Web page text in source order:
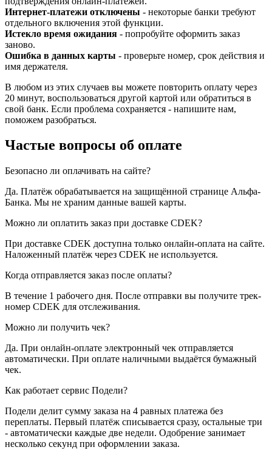
Интернет-платежи отключены - некоторые банки требуют
отдельного включения этой функции.
Истекло время ожидания - попробуйте оформить заказ
заново.
Ошибка в данных карты - проверьте номер, срок действия и
имя держателя.
В любом из этих случаев вы можете повторить оплату через
20 минут, воспользоваться другой картой или обратиться в
свой банк. Если проблема сохраняется - напишите нам,
поможем разобраться.
Частые вопросы об оплате
Безопасно ли оплачивать на сайте?
Да. Платёж обрабатывается на защищённой странице Альфа-
Банка. Мы не храним данные вашей карты.
Можно ли оплатить заказ при доставке CDEK?
При доставке CDEK доступна только онлайн-оплата на сайте.
Наложенный платёж через CDEK не используется.
Когда отправляется заказ после оплаты?
В течение 1 рабочего дня. После отправки вы получите трек-
номер CDEK для отслеживания.
Можно ли получить чек?
Да. При онлайн-оплате электронный чек отправляется
автоматически. При оплате наличными выдаётся бумажный
чек.
Как работает сервис Подели?
Подели делит сумму заказа на 4 равных платежа без
переплаты. Первый платёж списывается сразу, остальные три
- автоматически каждые две недели. Одобрение занимает
несколько секунд при оформлении заказа.